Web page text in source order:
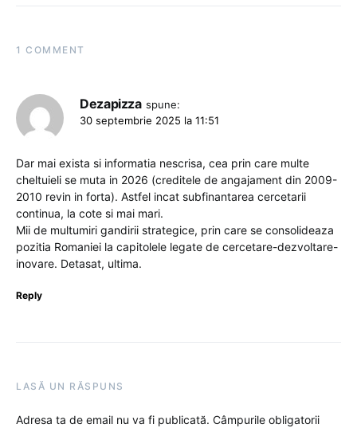
1 COMMENT
Dezapizza spune:
30 septembrie 2025 la 11:51
Dar mai exista si informatia nescrisa, cea prin care multe
cheltuieli se muta in 2026 (creditele de angajament din 2009-
2010 revin in forta). Astfel incat subfinantarea cercetarii
continua, la cote si mai mari.
Mii de multumiri gandirii strategice, prin care se consolideaza
pozitia Romaniei la capitolele legate de cercetare-dezvoltare-
inovare. Detasat, ultima.
Reply
LASĂ UN RĂSPUNS
Adresa ta de email nu va fi publicată. Câmpurile obligatorii